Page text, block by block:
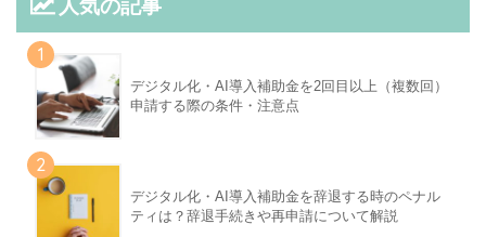
人気の記事
1
デジタル化・AI導入補助金を2回目以上（複数回）
申請する際の条件・注意点
2
デジタル化・AI導入補助金を辞退する時のペナル
ティは？辞退手続きや再申請について解説